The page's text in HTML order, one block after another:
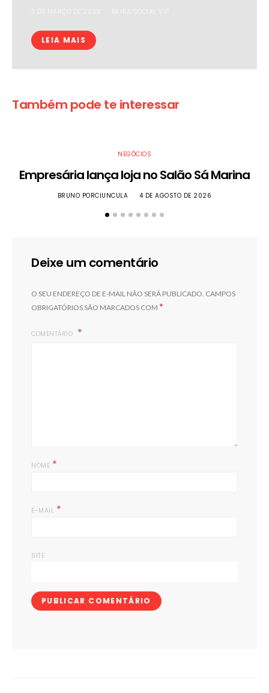
LEIA MAIS
Também pode te interessar
NEGÓCIOS
Empresária lança loja no Salão Sá Marina
BRUNO PORCIUNCULA 4 DE AGOSTO DE 2026
Deixe um comentário
O SEU ENDEREÇO DE E-MAIL NÃO SERÁ PUBLICADO. CAMPOS
OBRIGATÓRIOS SÃO MARCADOS COM *
COMENTÁRIO
NOME *
E-MAIL *
SITE